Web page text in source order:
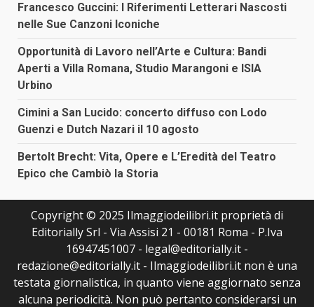
Francesco Guccini: I Riferimenti Letterari Nascosti
nelle Sue Canzoni Iconiche
Opportunità di Lavoro nell’Arte e Cultura: Bandi
Aperti a Villa Romana, Studio Marangoni e ISIA
Urbino
Cimini a San Lucido: concerto diffuso con Lodo
Guenzi e Dutch Nazari il 10 agosto
Bertolt Brecht: Vita, Opere e L’Eredità del Teatro
Epico che Cambiò la Storia
Copyright © 2025 Ilmaggiodeilibri.it proprietà di
Editorially Srl - Via Assisi 21 - 00181 Roma - P.Iva
16947451007 - legal@editorially.it -
redazione@editorially.it - Ilmaggiodeilibri.it non è una
testata giornalistica, in quanto viene aggiornato senza
alcuna periodicità. Non può pertanto considerarsi un